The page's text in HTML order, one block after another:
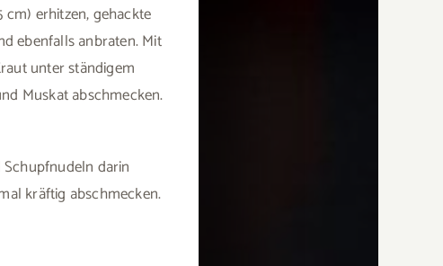
erhitzen, gehackte
ebenfalls anbraten. Mit
unter ständigem
Muskat abschmecken.
darin
kräftig abschmecken.